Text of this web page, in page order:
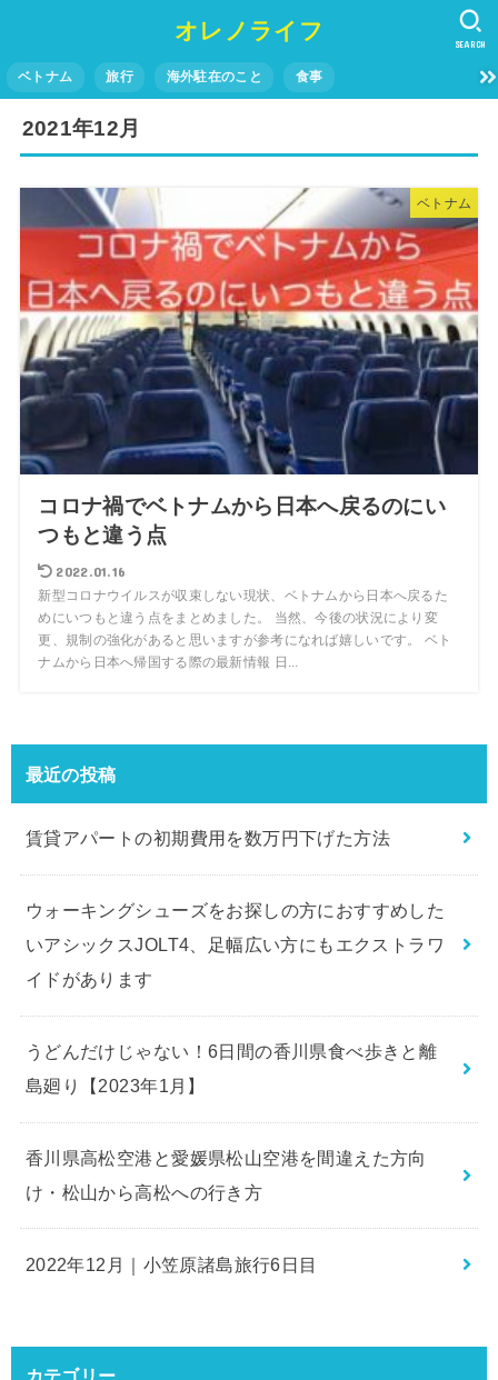
オレノライフ
ベトナム 旅行 海外駐在のこと 食事
SEARCH
2021年12月
ベトナム
コロナ禍でベトナムから日本へ戻るのにい
つもと違う点
2022.01.16
新型コロナウイルスが収束しない現状、ベトナムから日本へ戻るた
めにいつもと違う点をまとめました。 当然、今後の状況により変
更、規制の強化があると思いますが参考になれば嬉しいです。 ベト
ナムから日本へ帰国する際の最新情報 日...
最近の投稿
賃貸アパートの初期費用を数万円下げた方法
ウォーキングシューズをお探しの方におすすめした
いアシックスJOLT4、足幅広い方にもエクストラワ
イドがあります
うどんだけじゃない！6日間の香川県食べ歩きと離
島廻り【2023年1月】
香川県高松空港と愛媛県松山空港を間違えた方向
け・松山から高松への行き方
2022年12月｜小笠原諸島旅行6日目
カテゴリー